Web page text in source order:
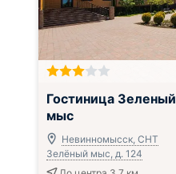
Гостиница Зеленый
мыс
Невинномысск, СНТ
Зелёный мыс, д. 124